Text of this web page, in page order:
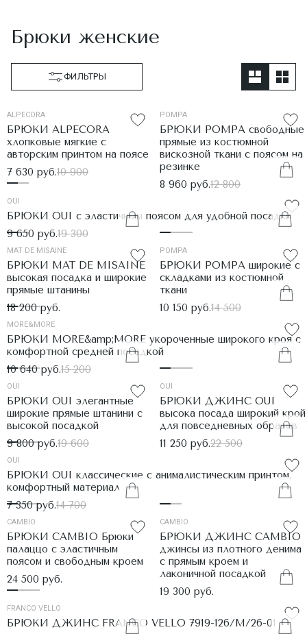
Брюки женские
ФИЛЬТРЫ
ALPECORA
БРЮКИ ALPECORA
хлопковые мягкие с
авторским принтом на поясе
7 630 руб.10 900
POMPA
БРЮКИ POMPA свободные
прямые из костюмной
вискозной ткани с поясом на
резинке
8 960 руб.12 800
OUI
БРЮКИ OUI с эластичным поясом для удобной посадки
9 650 руб.19 300
MAT DE MISAINE
БРЮКИ MAT DE MISAINE
высокая посадка и широкие
прямые штанины
18 200 руб.
POMPA
БРЮКИ POMPA широкие с
складками из костюмной
ткани
10 150 руб.14 500
MORE&MORE
БРЮКИ MORE&amp;MORE укороченные широкого кроя с
комфортной средней посадкой
10 640 руб.15 200
OUI
БРЮКИ OUI элегантные
широкие прямые штанини с
высокой посадкой
9 800 руб.19 600
OUI
БРЮКИ ДЖИНС OUI
высока посада широкий крой
для повседневных образов
11 250 руб.22 500
OUI
БРЮКИ OUI классические с анималистическим принтом,
комфортный материал
7 350 руб.14 700
CAMBIO
БРЮКИ CAMBIO Брюки
палаццо с эластичным
поясом и свободным кроем
24 500 руб.
CAMBIO
БРЮКИ ДЖИНС CAMBIO
джинсы из плотного денима
с прямым кроем и
лаконичной посадкой
19 300 руб.
FRANCO VELLO
БРЮКИ ДЖИНС FRANCO VELLO 7919-126/M/26-01